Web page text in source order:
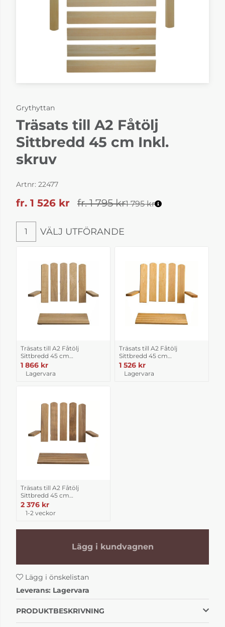
Grythyttan
Träsats till A2 Fåtölj
Sittbredd 45 cm Inkl.
skruv
Artnr: 22477
fr. 1 795kr
fr. 1 526 kr 1 795 kr
Välj utförande
1 VÄLJ UTFÖRANDE
Träsats till A2 Fåtölj
Sittbredd 45 cm
Obehandlad ek
1 866 kr
Lagervara
Träsats till A2 Fåtölj
Sittbredd 45 cm
Obehandlad furu
1 526 kr
Lagervara
Träsats till A2 Fåtölj
Sittbredd 45 cm
Obehandlad teak
2 376 kr
1-2 veckor
Lägg i kundvagnen
Lägg i önskelistan
Leverans: Lagervara
PRODUKTBESKRIVNING